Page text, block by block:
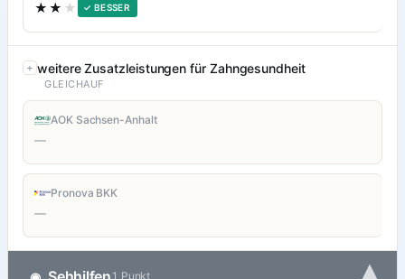
★★ ★ ✓ BESSER
weitere Zusatzleistungen für Zahngesundheit
GLEICHAUF
AOK Sachsen-Anhalt
—
Pronova BKK
—
1 Punkt